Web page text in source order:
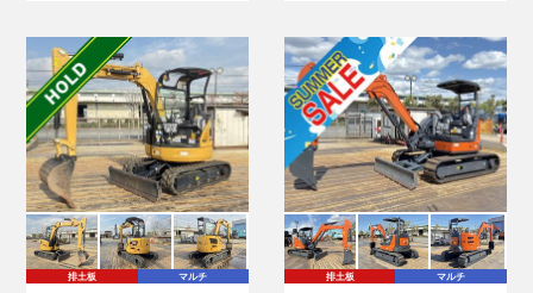
排土板 マルチ 排土板 マルチ